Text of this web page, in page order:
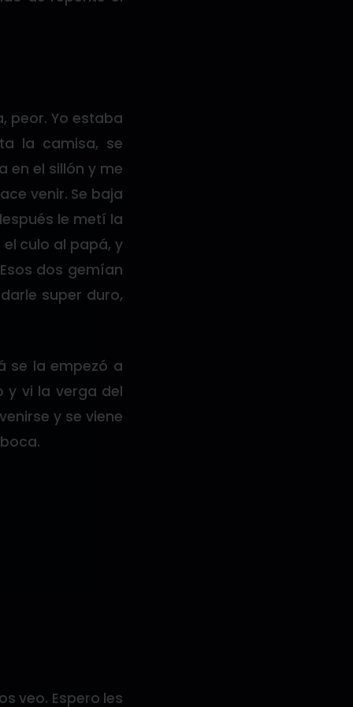
peor. Yo estaba
la camisa, se
en el sillón y me
venir. Se baja
le metí la
el culo al papá, y
dos gemían
super duro,
se la empezó a
y vi la verga del
y se viene
veo. Espero les